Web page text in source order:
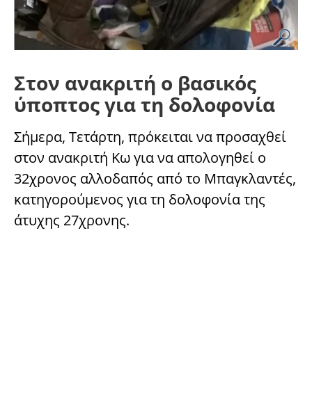
Στον ανακριτή ο βασικός
ύποπτος για τη δολοφονία
Σήμερα, Τετάρτη, πρόκειται να προσαχθεί
στον ανακριτή Κω για να απολογηθεί ο
32χρονος αλλοδαπός από το Μπαγκλαντές,
κατηγορούμενος για τη δολοφονία της
άτυχης 27χρονης.